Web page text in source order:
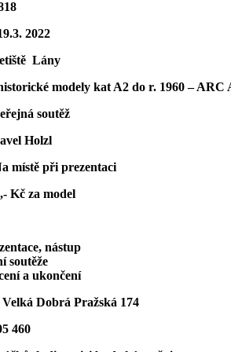
2022
Lány
modely kat A2 do r. 1960 – ARC
soutěž
Holzl
při prezentaci
za model
nástup
soutěže
a ukončení
Dobrá Pražská 174